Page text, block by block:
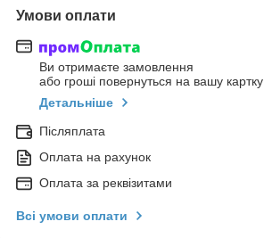
Умови оплати
Ви отримаєте замовлення
або гроші повернуться на вашу картку
Детальніше
Післяплата
Оплата на рахунок
Оплата за реквізитами
Всі умови оплати